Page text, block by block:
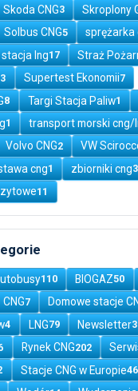
Skoda CNG3 Skroplony
Solbus CNG5 sprężarka
stacja lng17 Straż
Supertest Ekonomii7
8 Targi Stacja Paliw1
1 transport morski cng/
Volvo CNG2 VW
cng1 zbiorniki cng3
11
110 BIOGAZ50
CNG7 Domowe stacje
4 LNG79 Newsletter
Rynek CNG202
Stacje CNG w Europie46